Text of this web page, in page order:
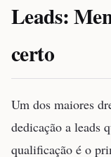
Leads:
certo
Um dos maiores
dedicação a leads
qualificação é o